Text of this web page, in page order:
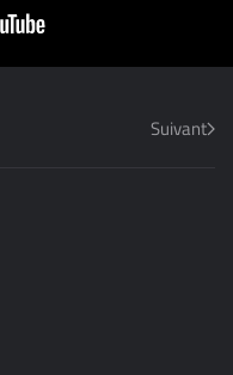
Suivant